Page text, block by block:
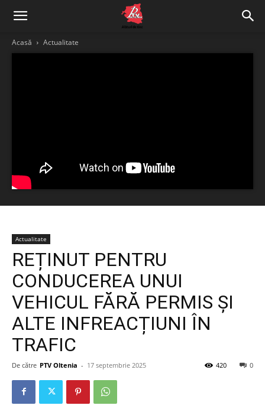
Acasă Actualitate
Actualitate
REȚINUT PENTRU
CONDUCEREA UNUI
VEHICUL FĂRĂ PERMIS ȘI
ALTE INFREACȚIUNI ÎN
TRAFIC
De către PTV Oltenia - 17 septembrie 2025 0
420